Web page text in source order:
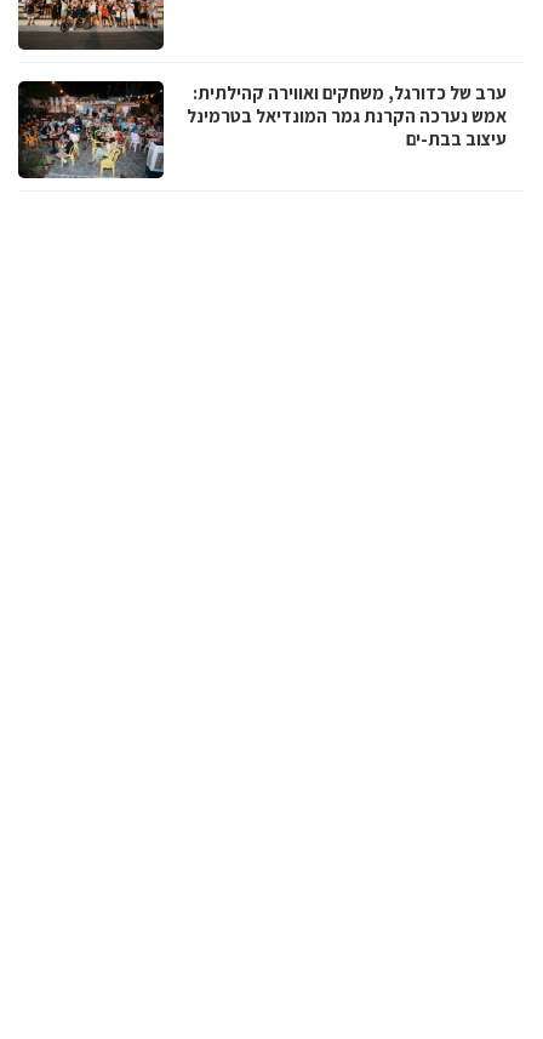
ערב של כדורגל, משחקים ואווירה קהילתית:
אמש נערכה הקרנת גמר המונדיאל בטרמינל
עיצוב בבת-ים